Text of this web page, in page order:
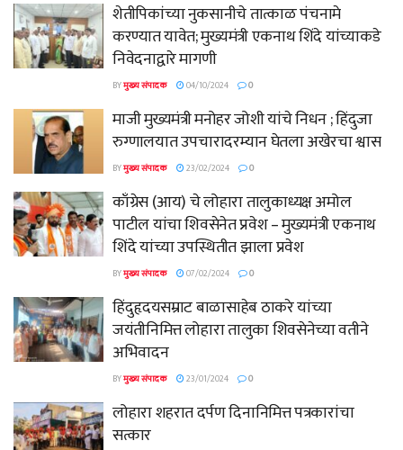
शेतीपिकांच्या नुकसानीचे तात्काळ पंचनामे
करण्यात यावेत; मुख्यमंत्री एकनाथ शिंदे यांच्याकडे
निवेदनाद्वारे मागणी
BYमुख्य संपादक 04/10/2024 0
माजी मुख्यमंत्री मनोहर जोशी यांचे निधन ; हिंदुजा
रुग्णालयात उपचारादरम्यान घेतला अखेरचा श्वास
BYमुख्य संपादक 23/02/2024 0
काँग्रेस (आय) चे लोहारा तालुकाध्यक्ष अमोल
पाटील यांचा शिवसेनेत प्रवेश – मुख्यमंत्री एकनाथ
शिंदे यांच्या उपस्थितीत झाला प्रवेश
BYमुख्य संपादक 07/02/2024 0
हिंदुहृदयसम्राट बाळासाहेब ठाकरे यांच्या
जयंतीनिमित्त लोहारा तालुका शिवसेनेच्या वतीने
अभिवादन
BYमुख्य संपादक 23/01/2024 0
लोहारा शहरात दर्पण दिनानिमित्त पत्रकारांचा
सत्कार